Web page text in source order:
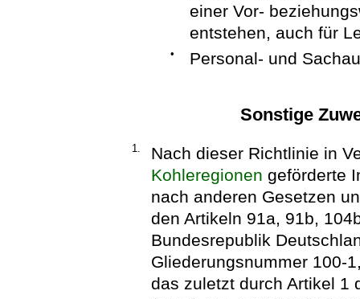
einer Vor-
entstehen, auch für
• Personal- und
Sonstige
1.
Nach dieser Richtlinie in
Kohleregionen geförderte
nach anderen Gesetzen
den Artikeln 91a, 91b,
Bundesrepublik
Gliederungsnummer 100-
das zuletzt durch Artikel 1